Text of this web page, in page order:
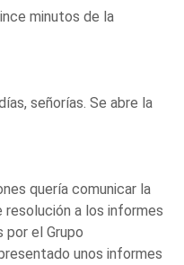
minutos de la
señorías. Se abre la
quería comunicar la
resolución a los informes
por el Grupo
unos informes